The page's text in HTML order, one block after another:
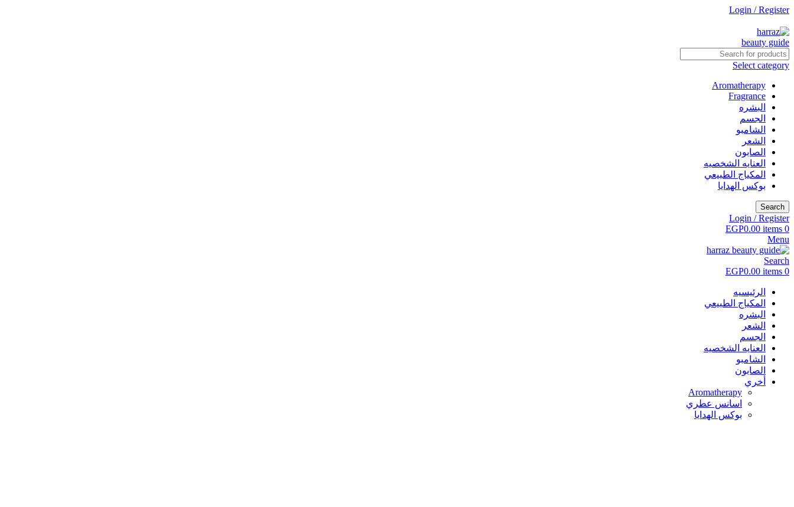
Login / Register
Select category
Aromatherapy
Fragrance
البشره
الجسم
الشامبو
الشعر
الصابون
العنايه الشخصيه
المكياج الطبيعي
بوكس الهدايا
Search
Login / Register
0
items
EGP0.00
Menu
Search
0
items
EGP0.00
الرئيسيه
المكياج الطبيعي
البشره
الشعر
الجسم
العنايه الشخصيه
الشامبو
الصابون
أخري
Aromatherapy
اسانس عطري
بوكس الهدايا